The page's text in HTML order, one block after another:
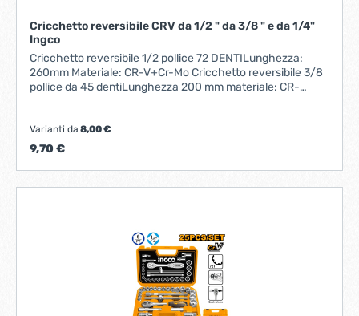
dell'impugnatura.MECCANISMO DI SCATTO: Il meccanismo
di scatto è percepibile sia all'udito che al tatto.100% MADE
IN ITALY: Progettata e prodotta interamente in Italia,
assemblata, verificata e certificata nel Dynalab Beta:
laboratorio, nella nostra sede di Sovico, che garantisce la
massima qualità delle chiavi dinamometriche.
Cricchetto reversibile CRV da 1/2 " da 3/8 " e da 1/4"
Ingco
Cricchetto reversibile 1/2 pollice 72 DENTILunghezza:
260mm Materiale: CR-V+Cr-Mo Cricchetto reversibile 3/8
pollice da 45 dentiLunghezza 200 mm materiale: CR-
predisposti per essere appendibili
Varianti da 8,00 €
9,70 €